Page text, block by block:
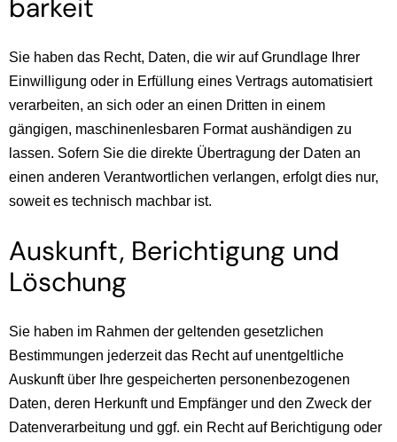
barkeit
Sie haben das Recht, Daten, die wir auf Grundlage Ihrer
Einwilligung oder in Erfüllung eines Vertrags automatisiert
verarbeiten, an sich oder an einen Dritten in einem
gängigen, maschinenlesbaren Format aushändigen zu
lassen. Sofern Sie die direkte Übertragung der Daten an
einen anderen Verantwortlichen verlangen, erfolgt dies nur,
soweit es technisch machbar ist.
Auskunft, Berichtigung und
Löschung
Sie haben im Rahmen der geltenden gesetzlichen
Bestimmungen jederzeit das Recht auf unentgeltliche
Auskunft über Ihre gespeicherten personenbezogenen
Daten, deren Herkunft und Empfänger und den Zweck der
Datenverarbeitung und ggf. ein Recht auf Berichtigung oder